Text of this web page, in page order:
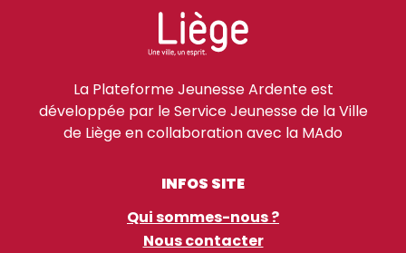
La Plateforme Jeunesse Ardente est
développée par le Service Jeunesse de la Ville
de Liège en collaboration avec la MAdo
INFOS SITE
Qui sommes-nous ?
Nous contacter